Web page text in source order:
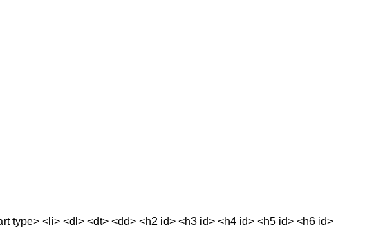
type> <li> <dl> <dt> <dd> <h2 id> <h3 id> <h4 id> <h5 id> <h6 id>